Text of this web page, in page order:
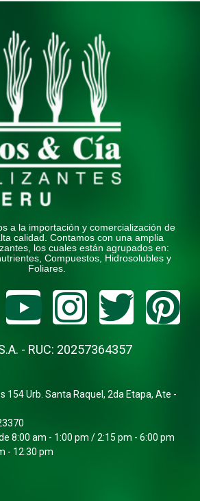
a la importación y comercialización de
calidad. Contamos con una amplia
los cuales están agrupados en:
Compuestos, Hidrosolubles y
Foliares.
Youtube
- RUC: 20257364357
154 Urb. Santa Raquel, 2da Etapa, Ate -
8:00 am - 1:00 pm / 2:15 pm - 6:00 pm
- 12:30 pm